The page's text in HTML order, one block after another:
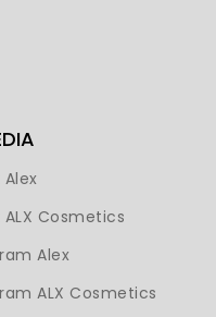
Alex
ALX Cosmetics
Alex
ALX Cosmetics